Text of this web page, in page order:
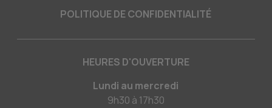
POLITIQUE DE CONFIDENTIALITÉ
HEURES D'OUVERTURE
Lundi au mercredi
9h30 à 17h30